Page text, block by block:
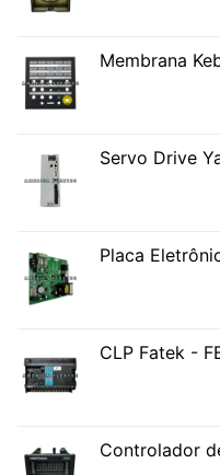
Membrana
Servo Drive
Placa
CLP Fatek -
Controlador